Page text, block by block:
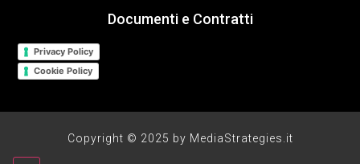
Documenti e Contratti
Privacy Policy
Cookie Policy
Copyright © 2025 by MediaStrategies.it